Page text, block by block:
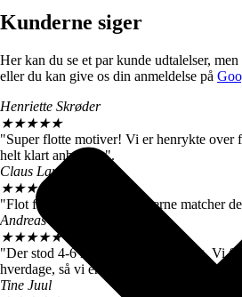
Kunderne siger
Her kan du se et par kunde udtalelser,
eller du kan give os din anmeldelse på
Henriette Skrøder
★★★★★
"Super flotte motiver! Vi er henrykte over
helt klart anbefales".
Claus Langballe
★★★★
"Flot farvegengivelse. Farverne matcher
Andreas W. Nielsen
★★★★★
"Der stod 4-6 hverdage ved levering. Vi fik
hverdage, så vi er meget tilfredse. De
Tine Juul